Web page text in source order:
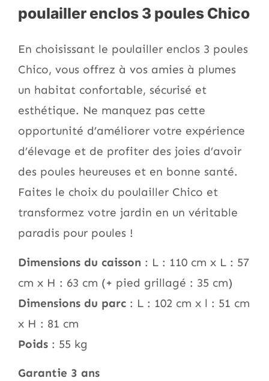
poulailler enclos 3 poules Chico
En choisissant le poulailler enclos 3 poules
Chico, vous offrez à vos amies à plumes
un habitat confortable, sécurisé et
esthétique. Ne manquez pas cette
opportunité d’améliorer votre expérience
d’élevage et de profiter des joies d’avoir
des poules heureuses et en bonne santé.
Faites le choix du poulailler Chico et
transformez votre jardin en un véritable
paradis pour poules !
Dimensions du caisson : L : 110 cm x L : 57
cm x H : 63 cm (+ pied grillagé : 35 cm)
Dimensions du parc : L : 102 cm x l : 51 cm
x H : 81 cm
Poids : 55 kg
Garantie 3 ans